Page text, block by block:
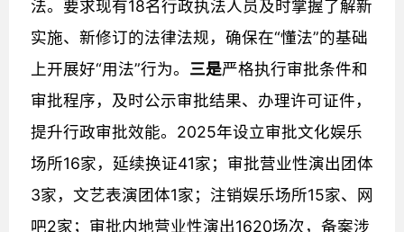
法。要求现有18名行政执法人员及时掌握了解新
实施、新修订的法律法规，确保在“懂法”的基础
上开展好“用法”行为。 三是严格执行审批条件和
审批程序，及时公示审批结果、办理许可证件，
提升行政审批效能。2025年设立审批文化娱乐
场所16家，延续换证41家；审批营业性演出团体
3家，文艺表演团体1家；注销娱乐场所15家、网
吧2家；审批内地营业性演出1620场次，备案涉